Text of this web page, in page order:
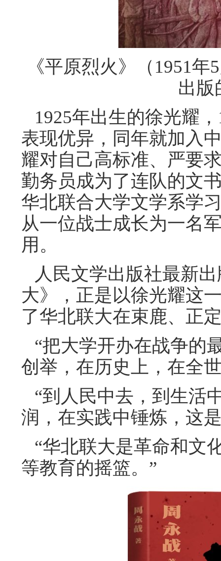
《平原烈火》（1951
出版
1925年出生的徐光耀
表现优异，同年就加入
耀对自己高标准、严要
勤务员成为了连队的文
华北联合大学文学系学
从一位战士成长为一名
用。
人民文学出版社最新
大》，正是以徐光耀这
了华北联大在束鹿、正
“把大学开办在战争的
创举，在历史上，在全
“到人民中去，到生活
润，在实践中锤炼，这
“华北联大是革命和文
等教育的摇篮。”